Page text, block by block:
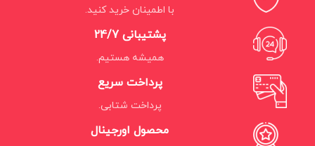
با اطمینان خرید کنید.
پشتیبانی 24/7
همیشه هستیم.
پرداخت سریع
پرداخت شتابی.
محصول اورجینال